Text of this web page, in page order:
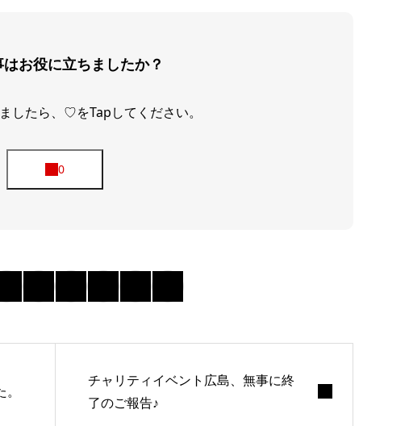
お役に立ちましたか？
したら、♡をTapしてください。
チャリティイベント広島、無事に終
了のご報告♪